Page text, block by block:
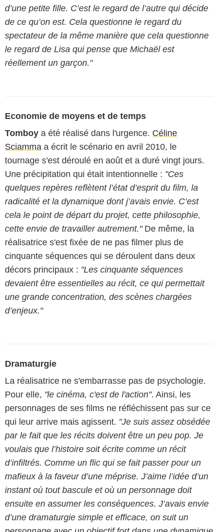
d’une petite fille. C’est le regard de l’autre qui décide
de ce qu’on est. Cela questionne le regard du
spectateur de la même manière que cela questionne
le regard de Lisa qui pense que Michaël est
réellement un garçon."
Economie de moyens et de temps
Tomboy a été réalisé dans l'urgence. Céline
Sciamma a écrit le scénario en avril 2010, le
tournage s'est déroulé en août et a duré vingt jours.
Une précipitation qui était intentionnelle : "Ces
quelques repères reflètent l’état d’esprit du film, la
radicalité et la dynamique dont j’avais envie. C’est
cela le point de départ du projet, cette philosophie,
cette envie de travailler autrement."De même, la
réalisatrice s'est fixée de ne pas filmer plus de
cinquante séquences qui se déroulent dans deux
décors principaux : "Les cinquante séquences
devaient être essentielles au récit, ce qui permettait
une grande concentration, des scènes chargées
d’enjeux."
Dramaturgie
La réalisatrice ne s'embarrasse pas de psychologie.
Pour elle, "le cinéma, c'est de l'action". Ainsi, les
personnages de ses films ne réfléchissent pas sur ce
qui leur arrive mais agissent. "Je suis assez obsédée
par le fait que les récits doivent être un peu pop. Je
voulais que l’histoire soit écrite comme un récit
d’infiltrés. Comme un flic qui se fait passer pour un
mafieux à la faveur d’une méprise. J’aime l’idée d’un
instant où tout bascule et où un personnage doit
ensuite en assumer les conséquences. J’avais envie
d’une dramaturgie simple et efficace, on suit un